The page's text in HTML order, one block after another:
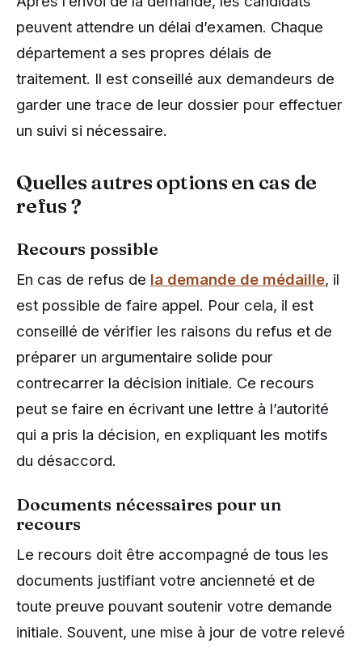
peuvent attendre un délai d’examen. Chaque
département a ses propres délais de
traitement. Il est conseillé aux demandeurs de
garder une trace de leur dossier pour effectuer
un suivi si nécessaire.
Quelles autres options en cas de
refus ?
Recours possible
En cas de refus de la demande de médaille, il
est possible de faire appel. Pour cela, il est
conseillé de vérifier les raisons du refus et de
préparer un argumentaire solide pour
contrecarrer la décision initiale. Ce recours
peut se faire en écrivant une lettre à l’autorité
qui a pris la décision, en expliquant les motifs
du désaccord.
Documents nécessaires pour un
recours
Le recours doit être accompagné de tous les
documents justifiant votre ancienneté et de
toute preuve pouvant soutenir votre demande
initiale. Souvent, une mise à jour de votre relevé